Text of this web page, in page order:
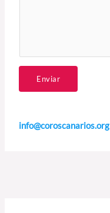
Enviar
info@coroscanarios.org